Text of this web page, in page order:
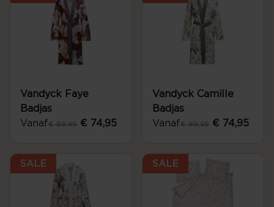
Vandyck Faye
Badjas
Vanaf€ 89,95 € 74,95
Vandyck Camille
Badjas
Vanaf€ 89,95 € 74,95
SALE SALE